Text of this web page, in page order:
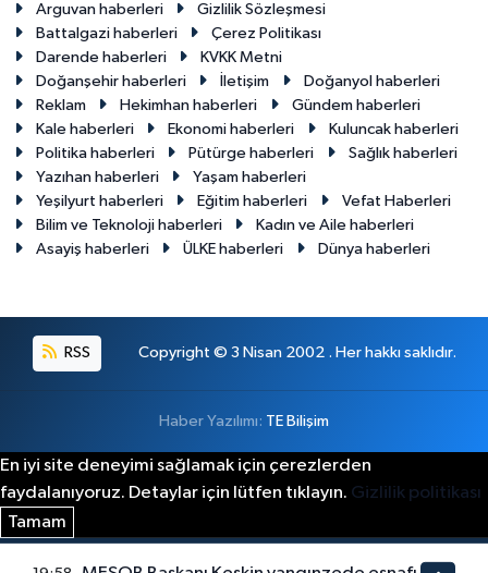
Arguvan haberleri
Gizlilik Sözleşmesi
Battalgazi haberleri
Çerez Politikası
Darende haberleri
KVKK Metni
Doğanşehir haberleri
İletişim
Doğanyol haberleri
Reklam
Hekimhan haberleri
Gündem haberleri
Kale haberleri
Ekonomi haberleri
Kuluncak haberleri
Politika haberleri
Pütürge haberleri
Sağlık haberleri
Yazıhan haberleri
Yaşam haberleri
Yeşilyurt haberleri
Eğitim haberleri
Vefat Haberleri
Bilim ve Teknoloji haberleri
Kadın ve Aile haberleri
Asayiş haberleri
ÜLKE haberleri Dünya haberleri
RSS Copyright © 3 Nisan 2002 . Her hakkı saklıdır.
Haber Yazılımı: TE Bilişim
En iyi site deneyimi sağlamak için çerezlerden
faydalanıyoruz. Detaylar için lütfen tıklayın. Gizlilik politikası
Tamam